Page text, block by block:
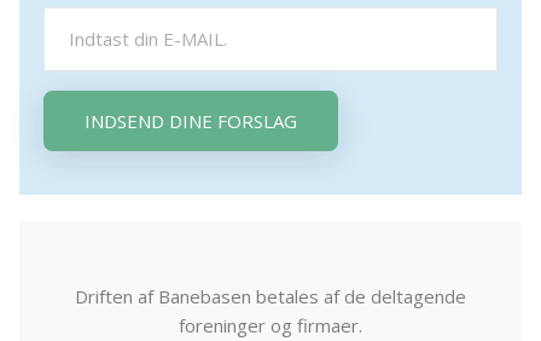
INDSEND DINE FORSLAG
Driften af Banebasen betales af de deltagende
foreninger og firmaer.